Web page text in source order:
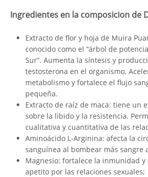
Ingredientes en la composicion de
Extracto de flor y hoja de Muira
conocido como el “árbol de
Sur”. Aumenta la síntesis y
testosterona en el organismo.
metabolismo y fortalece el flujo
pequeña.
Extracto de raíz de maca: tiene un
sobre la libido y la resistencia.
cualitativa y cuantitativa de las
Aminoácido L-Arginina: afecta la
sanguínea al bombear más sangre
Magnesio: fortalece la inmunidad y
apetito por las relaciones sexuales;